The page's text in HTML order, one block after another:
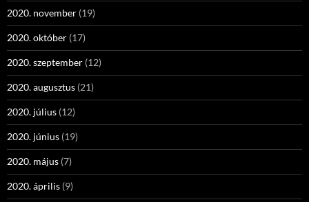
2020. november (19)
2020. október (17)
2020. szeptember (12)
2020. augusztus (21)
2020. július (12)
2020. június (19)
2020. május (7)
2020. április (9)